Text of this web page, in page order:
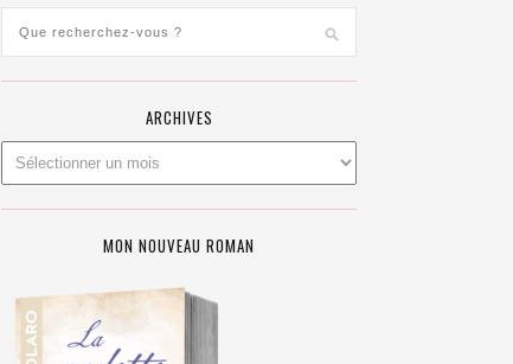
ARCHIVES
MON NOUVEAU ROMAN